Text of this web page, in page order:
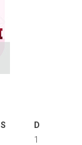
S
D
1